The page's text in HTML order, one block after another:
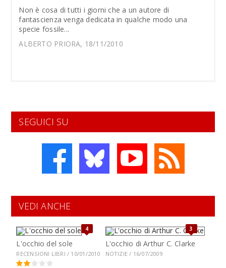
Non è cosa di tutti i giorni che a un autore di
fantascienza venga dedicata in qualche modo una
specie fossile...
ALBERTO PRIORA, 18/11/2010
SEGUICI SU
VEDI ANCHE
4
L'occhio del sole
RECENSIONI LIBRI / 10/01/2010
3
L'occhio di Arthur C. Clarke
NOTIZIE / 16/07/2009